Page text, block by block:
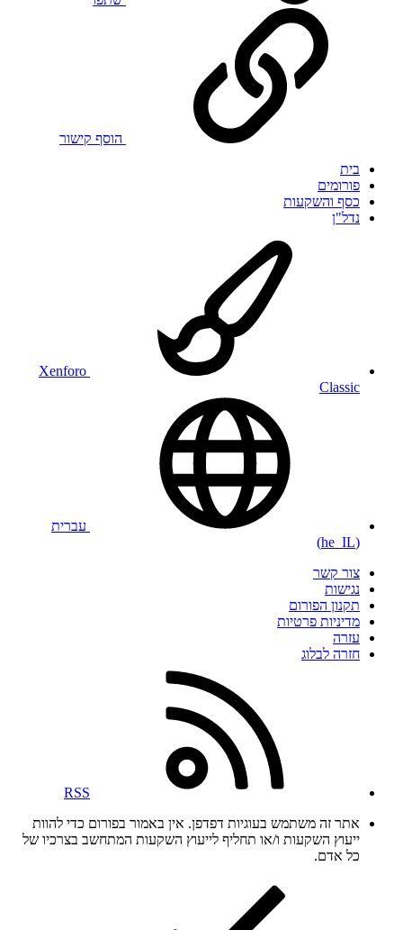
הוסף קישור
בית
פורומים
כסף והשקעות
נדל"ן
Xenforo
Classic
עברית
(he_IL)
צור קשר
נגישות
תקנון הפורום
מדיניות פרטיות
עזרה
חזרה לבלוג
RSS
אתר זה משתמש בעוגיות דפדפן. אין באמור בפורום כדי להוות
ייעוץ השקעות ו/או תחליף לייעוץ השקעות המתחשב בצרכיו של
כל אדם.